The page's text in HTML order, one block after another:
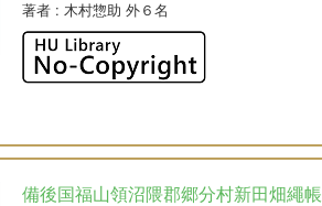
著者: 木村惣助 外６名
備後国福山領沼隈郡郷分村新田畑繩帳